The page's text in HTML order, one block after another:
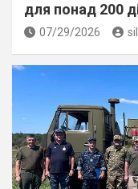
для понад 200
07/29/2026